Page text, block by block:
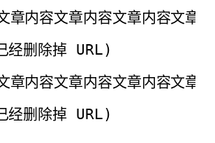
内容文章内容文章内容文
经删除掉 URL)
内容文章内容文章内容文章
经删除掉 URL)